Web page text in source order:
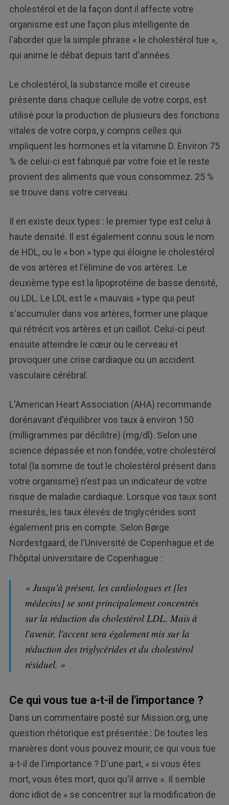
cholestérol et de la façon dont il affecte votre
organisme est une façon plus intelligente de
l'aborder que la simple phrase « le cholestérol tue »,
qui anime le débat depuis tant d'années.
Le cholestérol, la substance molle et cireuse
présente dans chaque cellule de votre corps, est
utilisé pour la production de plusieurs des fonctions
vitales de votre corps, y compris celles qui
impliquent les hormones et la vitamine D. Environ 75
% de celui-ci est fabriqué par votre foie et le reste
provient des aliments que vous consommez. 25 %
se trouve dans votre cerveau.
Il en existe deux types : le premier type est celui à
haute densité. Il est également connu sous le nom
de HDL, ou le « bon » type qui éloigne le cholestérol
de vos artères et l'élimine de vos artères. Le
deuxième type est la lipoprotéine de basse densité,
ou LDL. Le LDL est le « mauvais » type qui peut
s'accumuler dans vos artères, former une plaque
qui rétrécit vos artères et un caillot. Celui-ci peut
ensuite atteindre le cœur ou le cerveau et
provoquer une crise cardiaque ou un accident
vasculaire cérébral.
L'American Heart Association (AHA) recommande
dorénavant d'équilibrer vos taux à environ 150
(milligrammes par décilitre) (mg/dl). Selon une
science dépassée et non fondée, votre cholestérol
total (la somme de tout le cholestérol présent dans
votre organisme) n'est pas un indicateur de votre
risque de maladie cardiaque. Lorsque vos taux sont
mesurés, les taux élevés de triglycérides sont
également pris en compte. Selon Børge
Nordestgaard, de l'Université de Copenhague et de
l'hôpital universitaire de Copenhague :
« Jusqu'à présent, les cardiologues et [les
médecins] se sont principalement concentrés
sur la réduction du cholestérol LDL. Mais à
l'avenir, l'accent sera également mis sur la
réduction des triglycérides et du cholestérol
résiduel. »
Ce qui vous tue a-t-il de l'importance ?
Dans un commentaire posté sur Mission.org, une
question rhétorique est présentée : De toutes les
manières dont vous pouvez mourir, ce qui vous tue
a-t-il de l'importance ? D'une part, « si vous êtes
mort, vous êtes mort, quoi qu'il arrive ». Il semble
donc idiot de « se concentrer sur la modification de